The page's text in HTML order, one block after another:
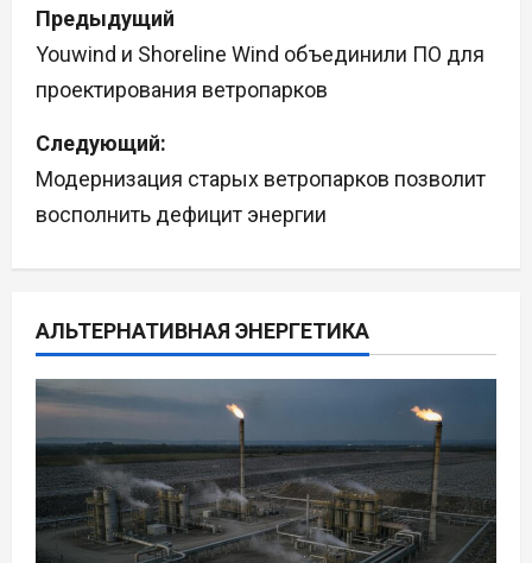
а
в
и
г
и
я
п
о
Предыдущий
Youwind и Shoreline Wind объединили ПО для
проектирования ветропарков
Следующий:
Модернизация старых ветропарков позволит
восполнить дефицит энергии
АЛЬТЕРНАТИВНАЯ ЭНЕРГЕТИКА